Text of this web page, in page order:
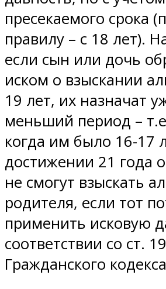
пресекаемого срока
правилу – с 18 лет).
если сын или дочь
иском о взыскании
19 лет, их назначат
меньший период –
когда им было 16-17
достижении 21 года
не смогут взыскать
родителя, если тот
применить исковую
соответствии со ст.
Гражданского